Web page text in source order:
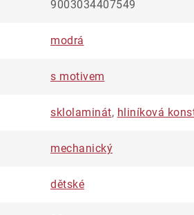
9003034407549
modrá
s motivem
sklolaminát, hliníková
mechanický
dětské